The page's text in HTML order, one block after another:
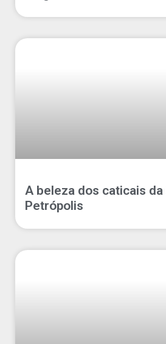
A beleza dos caticais
Petrópolis